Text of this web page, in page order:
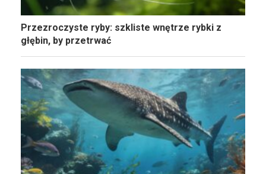
Przezroczyste ryby: szkliste wnętrze rybki z
głębin, by przetrwać